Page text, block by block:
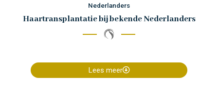
Nederlanders
Haartransplantatie bij bekende Nederlanders
Lees meer